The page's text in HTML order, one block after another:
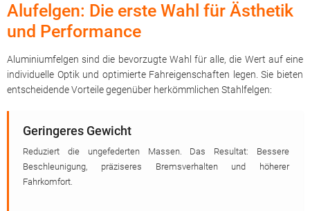
Alufelgen: Die erste Wahl für Ästhetik
und Performance
Aluminiumfelgen sind die bevorzugte Wahl für alle, die Wert auf eine
individuelle Optik und optimierte Fahreigenschaften legen. Sie bieten
entscheidende Vorteile gegenüber herkömmlichen Stahlfelgen:
Geringeres Gewicht
Reduziert die ungefederten Massen. Das Resultat: Bessere
Beschleunigung, präziseres Bremsverhalten und höherer
Fahrkomfort.